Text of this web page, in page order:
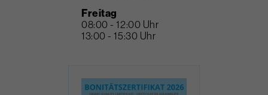
Freitag
08:00 - 12:00 Uhr
13:00 - 15:30 Uhr